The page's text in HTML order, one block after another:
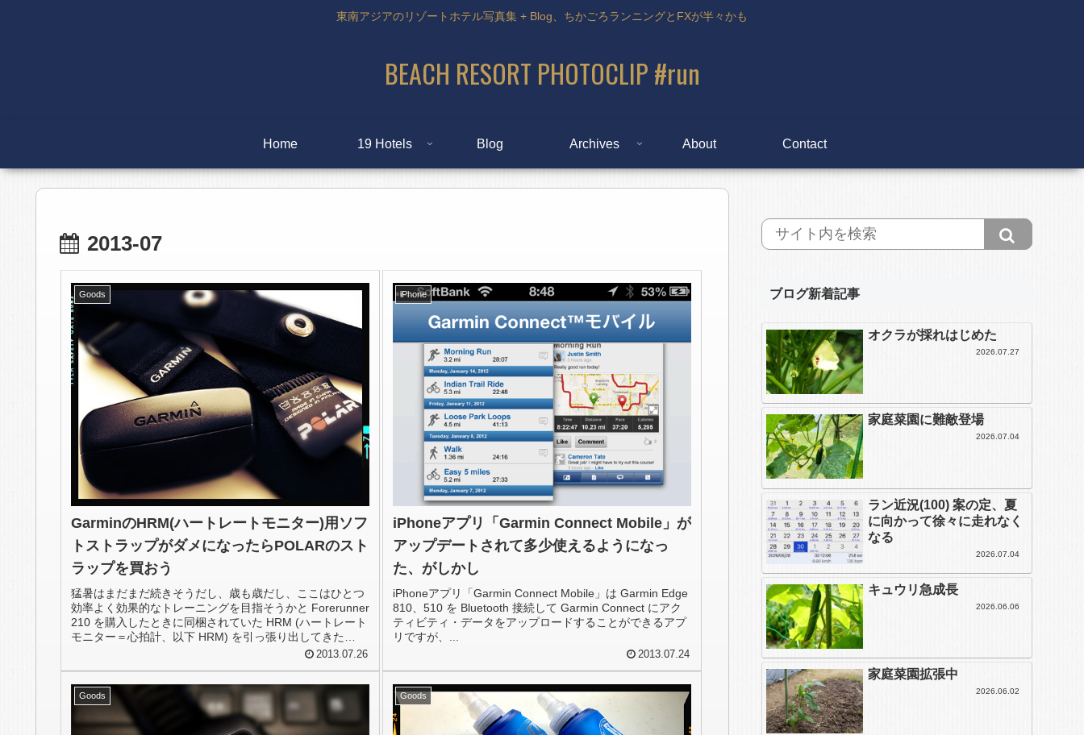
東南アジアのリゾートホテル写真集 + Blog、ちかごろランニングとFXが半々かも
BEACH RESORT PHOTOCLIP #run
Home 19 Hotels Blog Archives About Contact
2013-07
Goods
GarminのHRM(ハートレートモニター)用ソフ
トストラップがダメになったらPOLARのスト
ラップを買おう
猛暑はまだまだ続きそうだし、歳も歳だし、ここはひとつ
効率よく効果的なトレーニングを目指そうかと Forerunner
210 を購入したときに同梱されていた HRM (ハートレート
モニター＝心拍計、以下 HRM) を引っ張り出してきた
2013.07.26
iPhone
iPhoneアプリ「Garmin Connect Mobile」が
アップデートされて多少使えるようになっ
た、がしかし
iPhoneアプリ「Garmin Connect Mobile」は Garmin Edge
810、510 を Bluetooth 接続して Garmin Connect にアク
ティビティ・データをアップロードすることができるアプ
リですが、...
2013.07.24
Goods Goods
ブログ新着記事
オクラが採れはじめた
2026.07.27
家庭菜園に難敵登場
2026.07.04
ラン近況(100) 案の定、夏
に向かって徐々に走れなく
なる
2026.07.04
キュウリ急成長
2026.06.06
家庭菜園拡張中
2026.06.02